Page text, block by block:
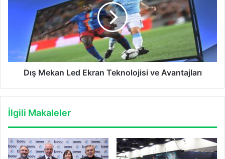
Teknolojisi
Avantajları
Dış Mekan Led Ekran Teknolojisi ve Avantajları
İlgili Makaleler